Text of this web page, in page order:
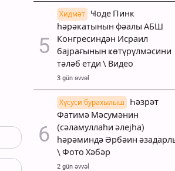
Хидмәт
Ҹоде Пинк
һәрәкатынын фәалы АБШ
Конгресиндән Исраил
бајрағынын ҝөтүрүлмәсини
тәләб етди \ Видео
3 gün əvvəl
Хүсуси бурахылыш
Һәзрәт
Фатимә Мәсумәнин
(сәламуллаһи әлејһа)
һәрәминдә Әрбәин
\ Фото Хәбәр
2 gün əvvəl